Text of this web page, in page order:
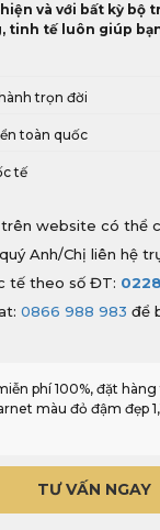
và với bất kỳ bộ
tinh tế luôn giúp
trọn đời
toàn quốc
tế
trên website có thể
Anh/Chị liên hệ
tế theo số ĐT:
0866 988 983 để
phí 100%, đặt
màu đỏ đậm đẹp
TƯ VẤN NGAY